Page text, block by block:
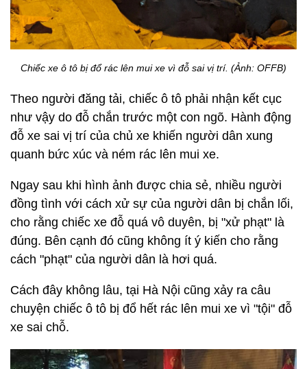
Chiếc xe ô tô bị đổ rác lên mui xe vì đỗ sai vị trí. (Ảnh: OFFB)
Theo người đăng tải, chiếc ô tô phải nhận kết cục
như vậy do đỗ chắn trước một con ngõ. Hành động
đỗ xe sai vị trí của chủ xe khiến người dân xung
quanh bức xúc và ném rác lên mui xe.
Ngay sau khi hình ảnh được chia sẻ, nhiều người
đồng tình với cách xử sự của người dân bị chắn lối,
cho rằng chiếc xe đỗ quá vô duyên, bị "xử phạt" là
đúng. Bên cạnh đó cũng không ít ý kiến cho rằng
cách "phạt" của người dân là hơi quá.
Cách đây không lâu, tại Hà Nội cũng xảy ra câu
chuyện chiếc ô tô bị đổ hết rác lên mui xe vì "tội" đỗ
xe sai chỗ.